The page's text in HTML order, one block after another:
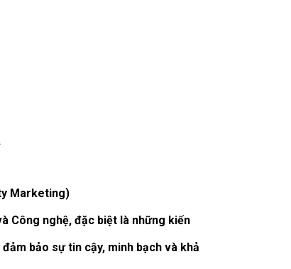
Marketing)
Công nghệ, đặc biệt là những kiến
bảo sự tin cậy, minh bạch và khả